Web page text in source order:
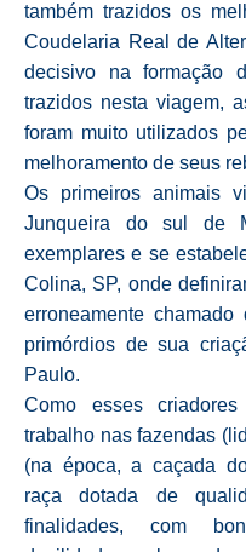
também trazidos os
Coudelaria Real de
decisivo na formação
trazidos nesta viagem,
foram muito utilizados
melhoramento de seus
Os primeiros animais
Junqueira do sul de
exemplares e se
Colina, SP, onde
erroneamente
primórdios de sua
Paulo.
Como esses
trabalho nas fazendas
(na época, a caçada
raça dotada de
finalidades, com